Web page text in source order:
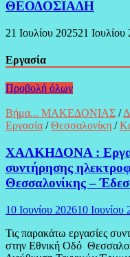
ΘΕΟΔΟΣΙΑΔΗ
21 Ιουλίου 202521 Ιουλίου
Εργασία
Προβολή όλων
Βήμα... ΜΑΚΕΔΟΝΙΑΣ /
Εργασία /Θεσσαλονίκη /
ΧΑΛΚΗΔΟΝΑ :
συντήρησης
Θεσσαλονίκης –
10 Ιουνίου 202610 Ιουνίου
Τις παρακάτω εργασίες
στην Εθνική Οδό